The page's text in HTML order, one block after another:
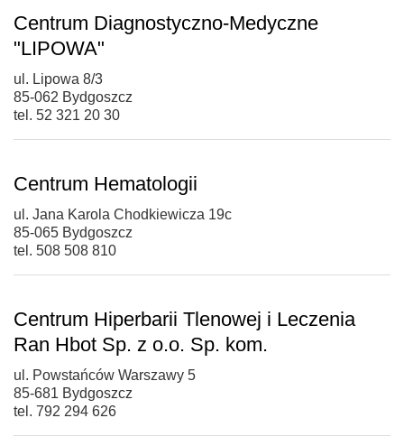
Centrum Diagnostyczno-Medyczne
"LIPOWA"
ul. Lipowa 8/3
85-062 Bydgoszcz
tel. 52 321 20 30
Centrum Hematologii
ul. Jana Karola Chodkiewicza 19c
85-065 Bydgoszcz
tel. 508 508 810
Centrum Hiperbarii Tlenowej i Leczenia
Ran Hbot Sp. z o.o. Sp. kom.
ul. Powstańców Warszawy 5
85-681 Bydgoszcz
tel. 792 294 626